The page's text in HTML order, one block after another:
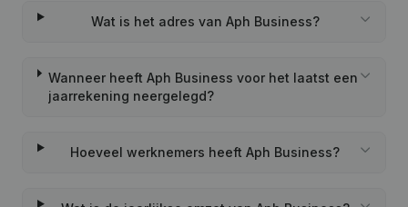
Wat is het adres van Aph Business?
Wanneer heeft Aph Business voor het laatst een
jaarrekening neergelegd?
Hoeveel werknemers heeft Aph Business?